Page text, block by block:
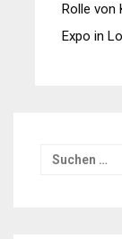
Rolle von
Expo in
Suchen